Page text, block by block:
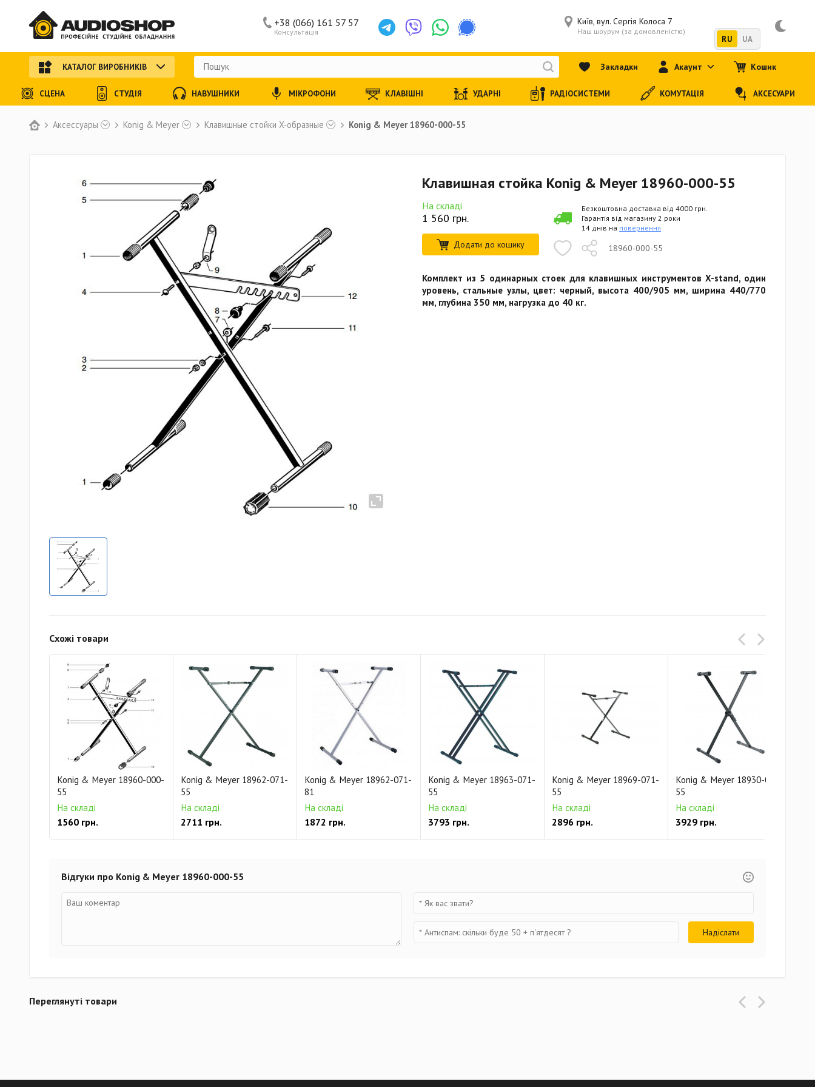
Аксессуары Konig & Meyer Клавишные стойки X-образные Konig & Meyer 18960-000-55
Клавишная стойка Konig & Meyer 18960-000-55
На складі
1 560 грн.
Додати до кошику 18960-000-55
Безкоштовна доставка від 4000 грн.
Гарантія від магазину 2 роки
14 днів на повернення
Комплект из 5 одинарных стоек для клавишных инструментов X-stand, один
уровень, стальные узлы, цвет: черный, высота 400/905 мм, ширина 440/770
мм, глубина 350 мм, нагрузка до 40 кг.
Схожі товари
Konig & Meyer 18960-000-
55
На складі
1560 грн.
Konig & Meyer 18962-071-
55
На складі
2711 грн.
Konig & Meyer 18962-071-
81
На складі
1872 грн.
Konig & Meyer 18963-071-
55
На складі
3793 грн.
Konig & Meyer 18969-071-
55
На складі
2896 грн.
Konig & Meyer 18930-070-
55
На складі
3929 грн.
Відгуки про Konig & Meyer 18960-000-55
Переглянуті товари
Консультація
+38 (066) 161 57 57 Київ, вул. Сергія Колоса 7
Наш шоурум (за домовленістю)
RU UA
КАТАЛОГ ВИРОБНИКІВ Закладки Акаунт Кошик
СЦЕНА СТУДІЯ НАВУШНИКИ МІКРОФОНИ КЛАВІШНІ УДАРНІ РАДІОСИСТЕМИ КОМУТАЦІЯ АКСЕСУАРИ